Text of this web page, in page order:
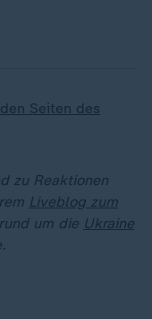
Seiten des
zu Reaktionen
Liveblog zum
um die Ukraine